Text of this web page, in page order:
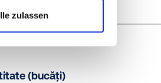
zulassen
(bucăți)